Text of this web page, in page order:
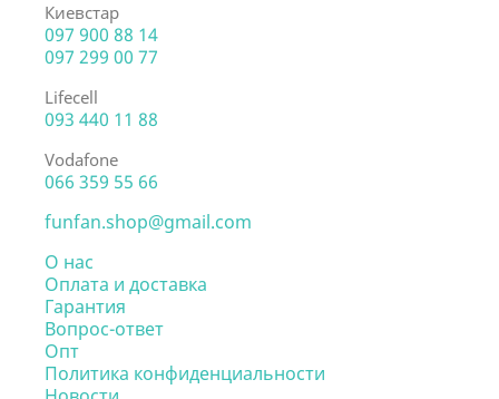
Киевстар
097 900 88 14
097 299 00 77
Lifecell
093 440 11 88
Vodafone
066 359 55 66
funfan.shop@gmail.com
О нас
Оплата и доставка
Гарантия
Вопрос-ответ
Опт
Политика конфиденциальности